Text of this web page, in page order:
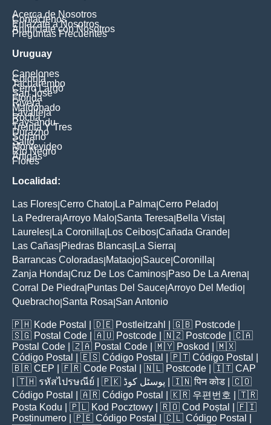
Acerca de Nosotros
Contáctenos
Enlázate a Nosotros
Anúnciate con Nosotros
Preguntas Frecuentes
Uruguay
Canelones
Colonia
Tacuarembo
Cerro Largo
San Jose
Florida
Rivera
Maldonado
Lavalleja
Rocha
Paysandu
Treinta Y Tres
Durazno
Soriano
Salto
Montevideo
Rio Negro
Artigas
Flores
Localidad:
Las Flores Cerro Chato La Palma Cerro Pelado
La Pedrera Arroyo Malo Santa Teresa Bella Vista
Laureles La Coronilla Los Ceibos Cañada Grande
Las Cañas Piedras Blancas La Sierra
Barrancas Coloradas Mataojo Sauce Coronilla
Zanja Honda Cruz De Los Caminos Paso De La Arena
Corral De Piedra Puntas Del Sauce Arroyo Del Medio
Quebracho Santa Rosa San Antonio
🇵🇭 Kode Postal | 🇩🇪 Postleitzahl | 🇬🇧 Postcode
🇸🇬 Postal Code | 🇦🇺 Postcode | 🇳🇿 Postcode | 🇨🇦
Postal Code | 🇿🇦 Postal Code | 🇲🇾 Poskod
| 🇲🇽
Código Postal
| 🇪🇸 Código Postal | 🇵🇹 Código Postal
🇧🇷 CEP | 🇫🇷 Code Postal | 🇳🇱 Postcode | 🇮🇹 CAP
| 🇹🇭 รหัสไปรษณีย์ | 🇵🇰 پوسٹل کوڈ | 🇮🇳पिन कोड | 🇨🇴
Código Postal
| 🇦🇷 Código Postal | 🇰🇷 우편번호
| 🇹🇷
Posta Kodu | 🇵🇱 Kod Pocztowy | 🇷🇴 Cod Poștal
| 🇫🇮
Postinumero | 🇵🇪 Código Postal | 🇨🇱 Código Postal